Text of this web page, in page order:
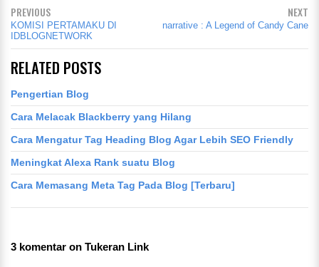
PREVIOUS
KOMISI PERTAMAKU DI
IDBLOGNETWORK
NEXT
narrative : A Legend of Candy Cane
RELATED POSTS
Pengertian Blog
Cara Melacak Blackberry yang Hilang
Cara Mengatur Tag Heading Blog Agar Lebih SEO Friendly
Meningkat Alexa Rank suatu Blog
Cara Memasang Meta Tag Pada Blog [Terbaru]
3 komentar on Tukeran Link